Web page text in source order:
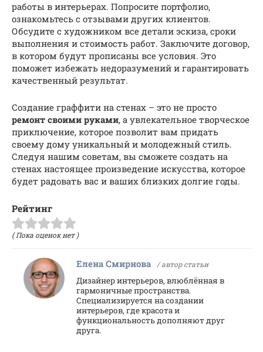
работы в интерьерах. Попросите портфолио,
ознакомьтесь с отзывами других клиентов.
Обсудите с художником все детали эскиза, сроки
выполнения и стоимость работ. Заключите договор,
в котором будут прописаны все условия. Это
поможет избежать недоразумений и гарантировать
качественный результат.
Создание граффити на стенах – это не просто
ремонт своими руками, а увлекательное творческое
приключение, которое позволит вам придать
своему дому уникальный и молодежный стиль.
Следуя нашим советам, вы сможете создать на
стенах настоящее произведение искусства, которое
будет радовать вас и ваших близких долгие годы.
Рейтинг
( Пока оценок нет )
Елена Смирнова / автор статьи
Дизайнер интерьеров, влюблённая в
гармоничные пространства.
Специализируется на создании
интерьеров, где красота и
функциональность дополняют друг
друга.